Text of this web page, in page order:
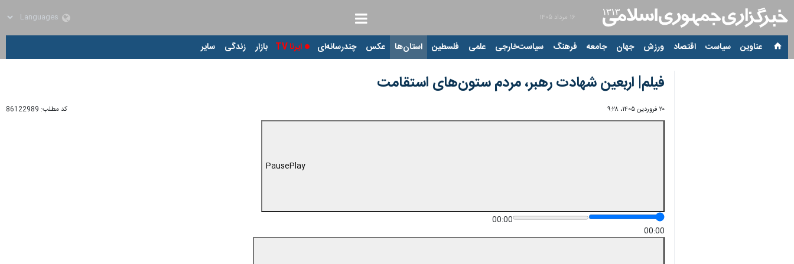
۱۶ مرداد ۱۴۰۵
عناوین‌ سیاست اقتصاد ورزش جهان جامعه فرهنگ سیاست‌خارجی علمی فلسطین استان‌ها عکس چندرسانه‌ای ایرنا TV بازار زندگی سایر
فیلم| اربعین شهادت رهبر، مردم ستون‌های استقامت
۲۰ فروردین ۱۴۰۵، ۹:۲۸ کد مطلب: 86122989
PausePlay
00:00
00:00